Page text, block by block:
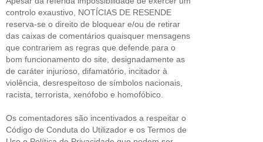
controlo exaustivo, NOTÍCIAS DE RESENDE
reserva-se o direito de bloquear e/ou de retirar
das caixas de comentários quaisquer mensagens
que contrariem as regras que defende para o
bom funcionamento do site, designadamente as
de caráter injurioso, difamatório, incitador à
violência, desrespeitoso de símbolos nacionais,
racista, terrorista, xenófobo e homofóbico.
Os comentadores são incentivados a respeitar o
Código de Conduta do Utilizador e os Termos de